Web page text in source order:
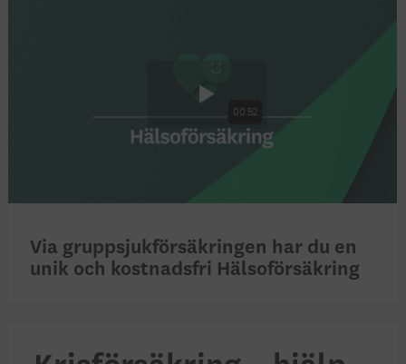
Via gruppsjukförsäkringen har du en
unik och kostnadsfri Hälsoförsäkring